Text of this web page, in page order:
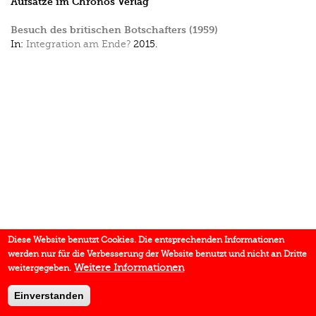
Besuch des britischen Botschafters (1959)
In: Integration am Ende? 2015.
Diese Website benutzt Cookies. Die entsprechenden Informationen
werden nur für die Verbesserung der Website benutzt und nicht an Dritte
weitergegeben. Weitere Informationen
Einverstanden